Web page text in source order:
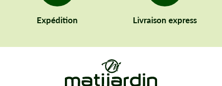
Expédition Livraison express